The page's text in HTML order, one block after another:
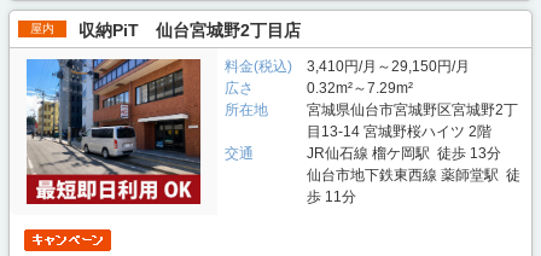
屋内 収納PiT 仙台宮城野2丁目店
料金(税込)
3,410円/月～29,150円/月
広さ
0.32m²～7.29m²
所在地
宮城県仙台市宮城野区宮城野2丁
目13-14 宮城野桜ハイツ 2階
交通
JR仙石線 榴ケ岡駅 徒歩 13分
仙台市地下鉄東西線 薬師堂駅 徒
歩 11分